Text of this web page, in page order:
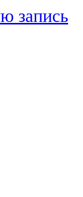
запись